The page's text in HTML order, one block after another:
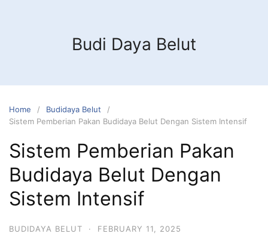
Budi Daya Belut
Home
Budidaya Belut
Sistem Pemberian Pakan Budidaya Belut Dengan Sistem Intensif
Sistem Pemberian Pakan
Budidaya Belut Dengan
Sistem Intensif
BUDIDAYA BELUT · FEBRUARY 11, 2025